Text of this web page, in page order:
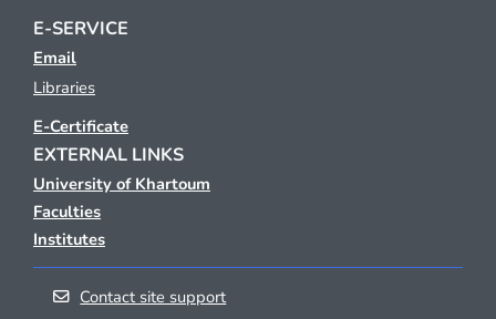
E-SERVICE
Email
Libraries
E-Certificate
EXTERNAL LINKS
University of Khartoum
Faculties
Institutes
Contact site support